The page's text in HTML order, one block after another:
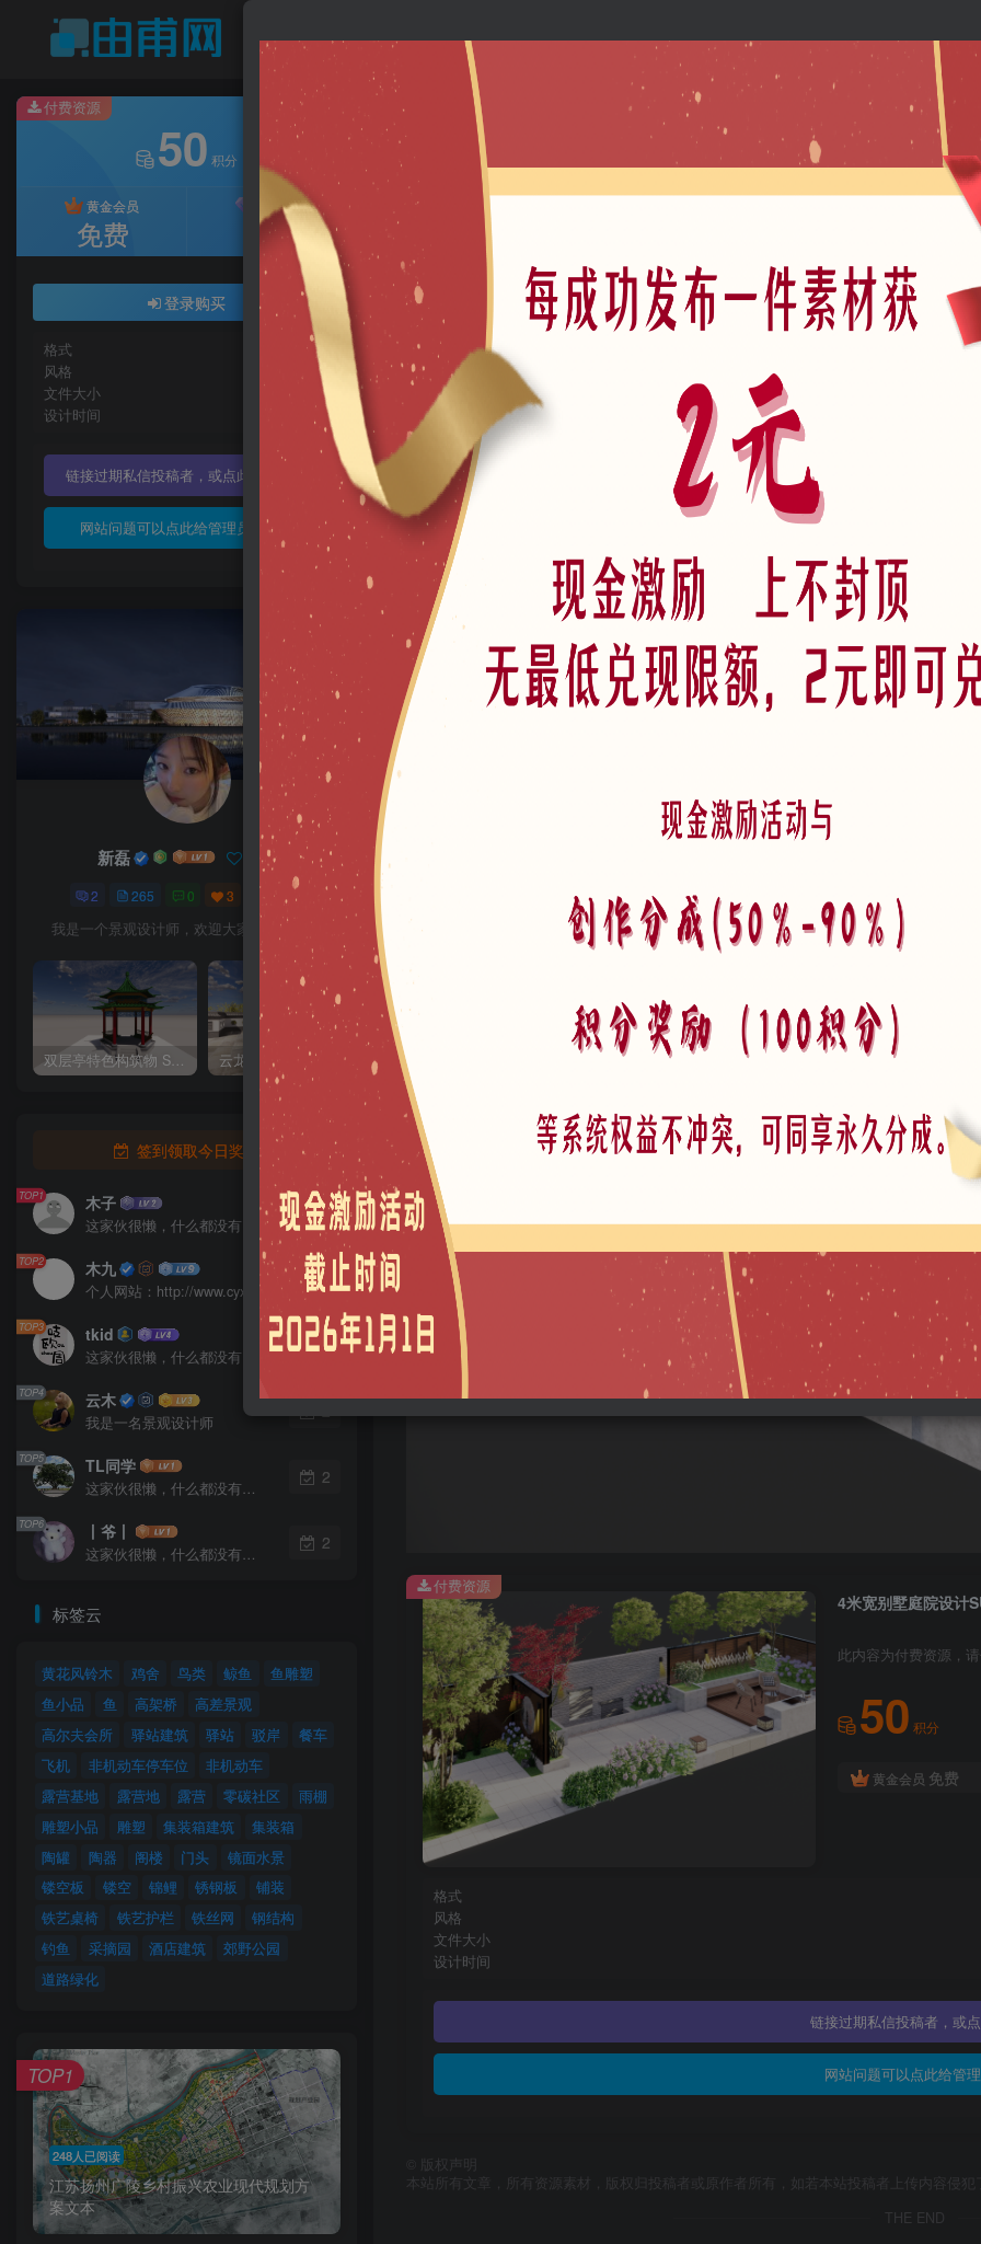
旗下站点 商城 模型
首页 A-三维模型
4米宽别墅庭院设计SU草图大师模型及施工图
新磊
我是一个景观设计师，欢迎大家来与互动。
4米宽别墅庭院设计
此内容为付费资源，
50 积分
黄金会员 免费
格式
风格
文件大小
设计时间
链接过期私信投稿者，或
网站问题可以点此给管
付费资源
版权声明
本站所有文章，所有资源素材，版权归投稿者或原作者所有，如若本站投稿者上传内容侵
THE END
付费资源
50 积分
黄金会员
免费
至尊会员
免费
登录购买
格式
skp
风格
现代
文件大小
222MB
设计时间
2025年
链接过期私信投稿者，或点此私管理员
网站问题可以点此给管理员发邮件
新磊 关注
2 265 0 3 6583
我是一个景观设计师，欢迎大家来与互动。
双层亭特色构筑物 SU模型 云龙大门 SU模型 四角亭 SU模型 四角亭 SU模型 六角亭 SU模型
签到领取今日奖励
TOP1 木子 5
TOP2 木九
个人网站：http://www.cyx.show
2
TOP3 tkid 2
TOP4 云木
我是一名景观设计师
2
TOP5 TL同学
这家伙很懒，什么都没有写...
2
TOP6 丨爷丨
这家伙很懒，什么都没有写...
2
标签云
黄花风铃木 鸡舍 鸟类 鲸鱼
鱼雕塑
鱼小品
鱼 高架桥
高差景观
高尔夫会所
驿站建筑 驿站 驳岸
餐车
飞机
非机动车停车位
非机动车
露营基地
露营地 露营 零碳社区
雨棚
雕塑小品
雕塑 集装箱建筑
集装箱
陶罐
陶器 阁楼 门头
镜面水景
镂空板
镂空 锦鲤 锈钢板
铺装
铁艺桌椅
铁艺护栏 铁丝网
钢结构
钓鱼
采摘园 酒店建筑
郊野公园
道路绿化
248人已阅读
江苏扬州广陵乡村振兴农业现代规划方
案文本
TOP1